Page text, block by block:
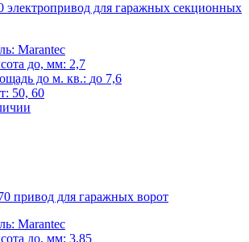
электропривод для гаражных секционных
Marantec
до, мм: 2,7
до м. кв.: до 7,6
50, 60
привод для гаражных ворот
Marantec
до, мм: 3,85